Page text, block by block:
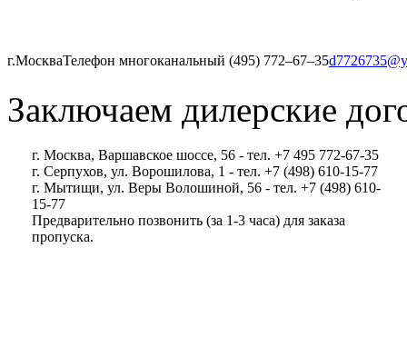
г.МоскваТелефон многоканальный (495) 772‒67‒35
Заключаем дилерские
г. Москва, Варшавское шоссе, 56 - тел. +7 495 772-67-35
г. Серпухов, ул. Ворошилова, 1 - тел. +7 (498) 610-15-77
г. Мытищи, ул. Веры Волошиной, 56 - тел. +7 (498) 610-
15-77
Предварительно позвонить (за 1-3 часа) для заказа
пропуска.